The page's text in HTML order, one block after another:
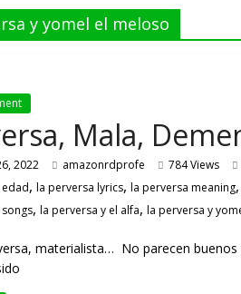
y yomel el meloso
Mala,
2022 amazonrdprofe 784 Views
, la perversa lyrics, la perversa meaning,
, la perversa y el alfa, la perversa y
materialista… No parecen